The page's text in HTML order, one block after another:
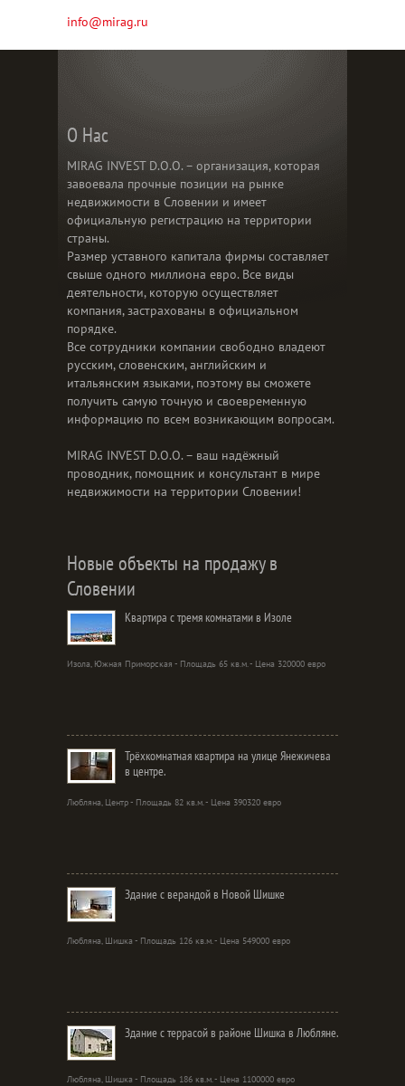
info@mirag.ru
О Нас
MIRAG INVEST D.O.O. – организация, которая
завоевала прочные позиции на рынке
недвижимости в Словении и имеет
официальную регистрацию на территории
страны.
Размер уставного капитала фирмы составляет
свыше одного миллиона евро. Все виды
деятельности, которую осуществляет
компания, застрахованы в официальном
порядке.
Все сотрудники компании свободно владеют
русским, словенским, английским и
итальянским языками, поэтому вы сможете
получить самую точную и своевременную
информацию по всем возникающим вопросам.
MIRAG INVEST D.O.O. – ваш надёжный
проводник, помощник и консультант в мире
недвижимости на территории Словении!
Новые объекты на продажу в
Словении
Квартира с тремя комнатами в Изоле
Изола, Южная Приморская - Площадь 65 кв.м. - Цена 320000 евро
Трёхкомнатная квартира на улице Янежичева
в центре.
Любляна, Центр - Площадь 82 кв.м. - Цена 390320 евро
Здание с верандой в Новой Шишке
Любляна, Шишка - Площадь 126 кв.м. - Цена 549000 евро
Здание с террасой в районе Шишка в Любляне.
Любляна, Шишка - Площадь 186 кв.м. - Цена 1100000 евро